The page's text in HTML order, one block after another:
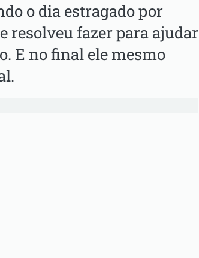
o dia estragado por
resolveu fazer para ajudar
E no final ele mesmo